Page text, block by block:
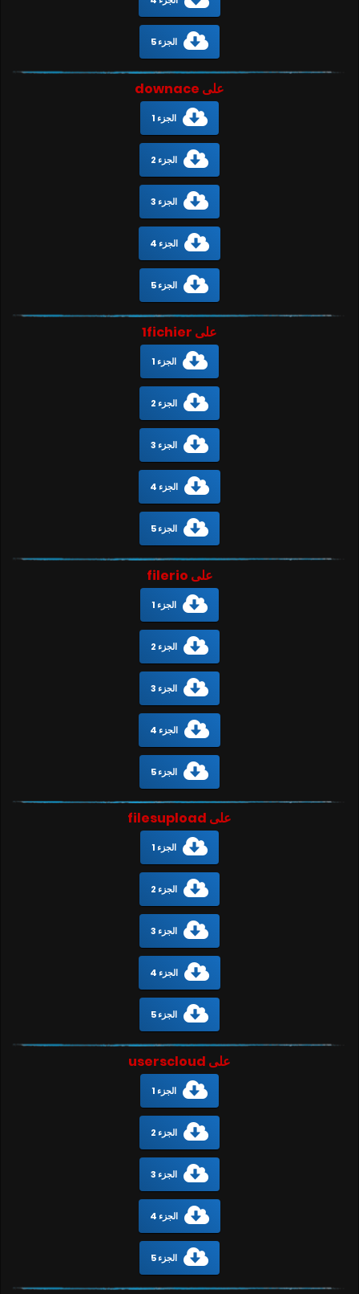
الجزء 5
على downace
الجزء 1
الجزء 2
الجزء 3
الجزء 4
الجزء 5
على 1fichier
الجزء 1
الجزء 2
الجزء 3
الجزء 4
الجزء 5
على filerio
الجزء 1
الجزء 2
الجزء 3
الجزء 4
الجزء 5
على filesupload
الجزء 1
الجزء 2
الجزء 3
الجزء 4
الجزء 5
على userscloud
الجزء 1
الجزء 2
الجزء 3
الجزء 4
الجزء 5